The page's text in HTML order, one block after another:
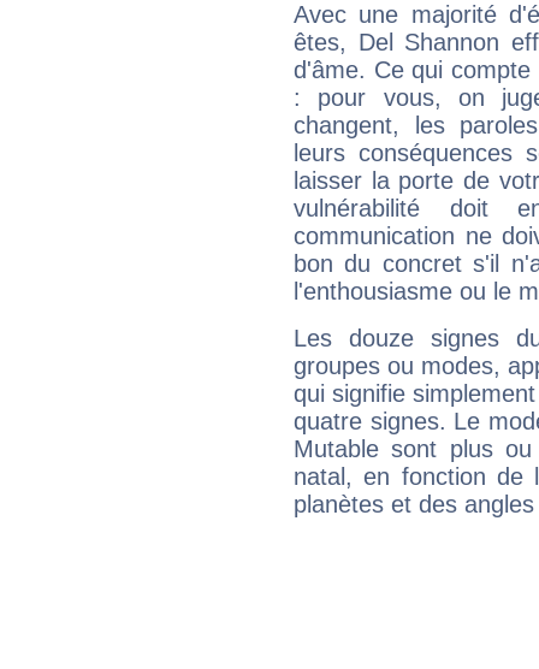
Avec une majorité
êtes, Del Shannon
d'âme. Ce qui
: pour vous, on
changent, les
leurs conséquences
laisser la porte de
vulnérabilité doit
communication ne
bon du concret s'il
l'enthousiasme ou le
Les douze signes
groupes ou modes,
qui signifie
quatre signes. Le
Mutable sont plus
natal, en fonction de
planètes et des